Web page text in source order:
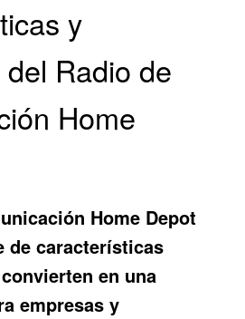
y
Radio de
Home
Home Depot
de características
en una
empresas y